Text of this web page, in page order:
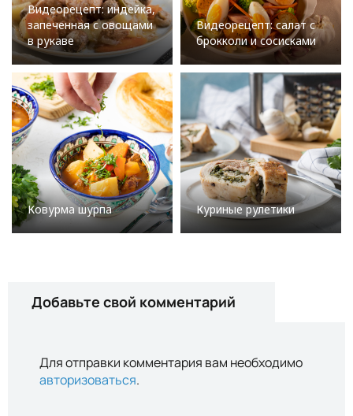
Видеорецепт: индейка,
запеченная с овощами
в рукаве
Видеорецепт: салат с
брокколи и сосисками
Ковурма шурпа Куриные рулетики
Добавьте свой комментарий
Для отправки комментария вам необходимо
авторизоваться.